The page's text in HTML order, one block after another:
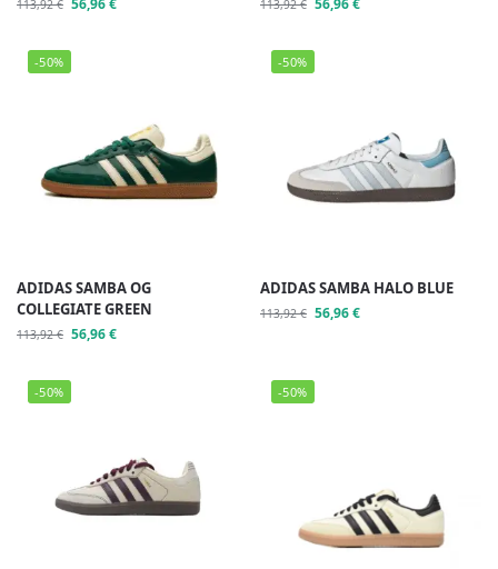
113,92€ 56,96€ 113,92€ 56,96€
-50%
ADIDAS SAMBA OG
COLLEGIATE GREEN
113,92€ 56,96€
-50%
ADIDAS SAMBA HALO BLUE
113,92€ 56,96€
-50% -50%